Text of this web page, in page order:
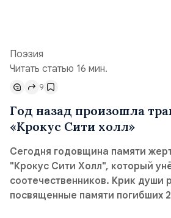
Поэзия
Читать статью 16 мин.
9
Год назад произошла
«Крокус Сити холл»
Сегодня годовщина памяти
"Крокус Сити Холл", который унёс жизни наших
соотечественников. Крик души
посвященные памяти погибших